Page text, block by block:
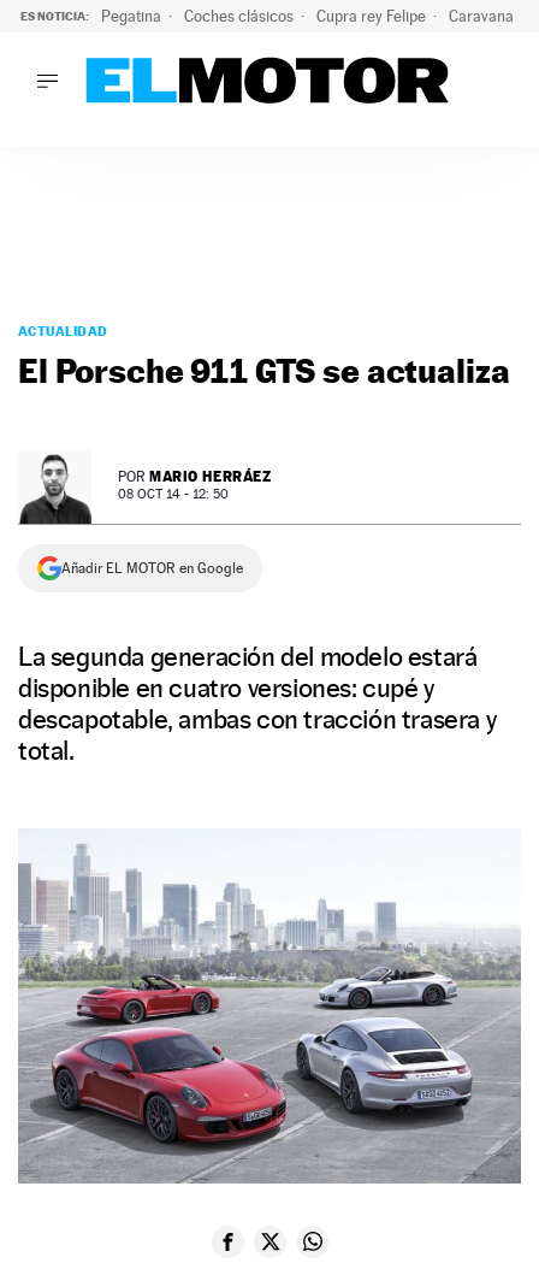
ES NOTICIA: Pegatina Coches clásicos Cupra rey Felipe Caravana
PODCAST
MOTOS
MOTORTV
PREMIOS
SERVICIOS
NEWSLETTER
SÍGUENOS
ACTUALIDAD
El Porsche 911 GTS se actualiza
POR MARIO HERRÁEZ
08 OCT 14 - 12: 50
Añadir EL MOTOR en Google
La segunda generación del modelo estará
disponible en cuatro versiones: cupé y
descapotable, ambas con tracción trasera y
total.